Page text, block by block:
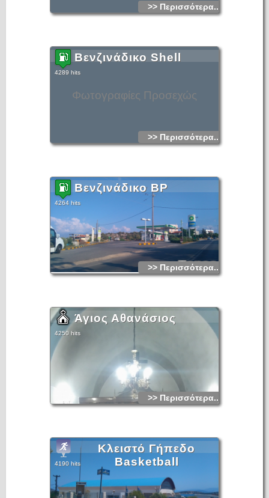
>> Περισσότερα...
Φωτογραφίες Προσεχώς
Βενζινάδικο Shell
4289 hits
>> Περισσότερα...
Βενζινάδικο BP
4264 hits
>> Περισσότερα...
Άγιος Αθανάσιος
4250 hits
>> Περισσότερα...
Κλειστό Γήπεδο
Basketball
4190 hits